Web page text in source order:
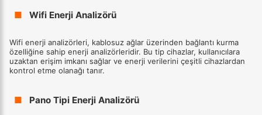
■ Wifi Enerji Analizörü
Wifi enerji analizörleri, kablosuz ağlar üzerinden bağlantı kurma
özelliğine sahip enerji analizörleridir. Bu tip cihazlar, kullanıcılara
uzaktan erişim imkanı sağlar ve enerji verilerini çeşitli cihazlardan
kontrol etme olanağı tanır.
■ Pano Tipi Enerji Analizörü